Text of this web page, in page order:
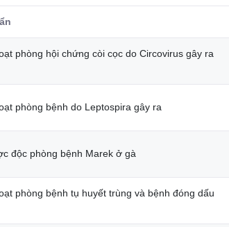
phòng hội chứng còi cọc do Circovirus gây ra
phòng bệnh do Leptospira gây ra
độc phòng bệnh Marek ở gà
phòng bệnh tụ huyết trùng và bệnh đóng dấu